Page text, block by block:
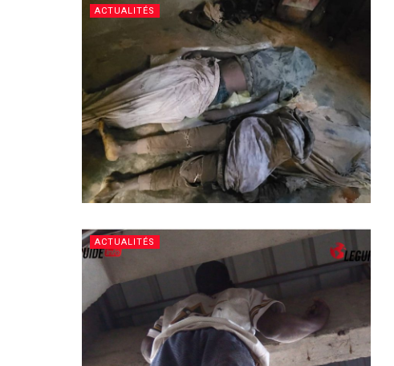
ACTUALITÉS
ACTUALITÉS